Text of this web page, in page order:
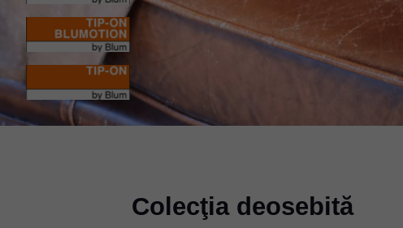
Colecţia deosebită